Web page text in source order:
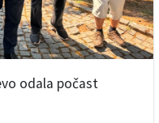
odala počast